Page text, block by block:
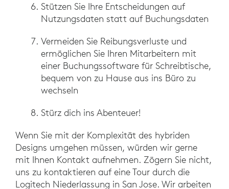
Stützen Sie Ihre Entscheidungen auf
Nutzungsdaten statt auf Buchungsdaten
Vermeiden Sie Reibungsverluste und
ermöglichen Sie Ihren Mitarbeitern mit
einer Buchungssoftware für Schreibtische,
bequem von zu Hause aus ins Büro zu
wechseln
Stürz dich ins Abenteuer!
Wenn Sie mit der Komplexität des hybriden
Designs umgehen müssen, würden wir gerne
mit Ihnen Kontakt aufnehmen. Zögern Sie nicht,
uns zu kontaktieren auf eine Tour durch die
Logitech Niederlassung in San Jose. Wir arbeiten